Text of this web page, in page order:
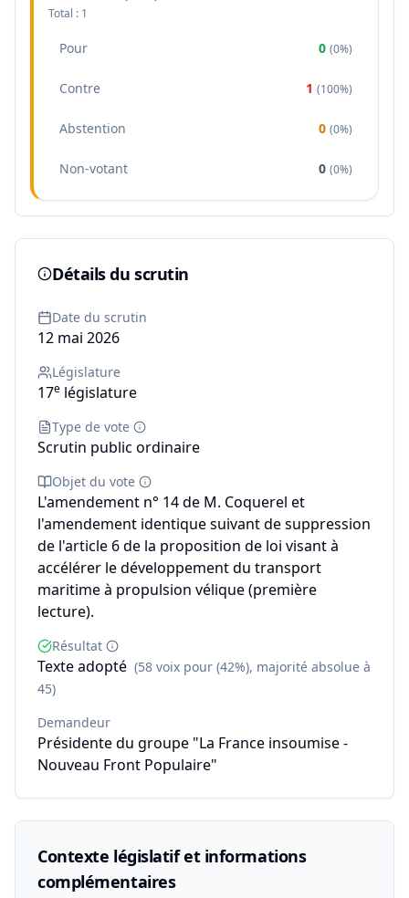
Total : 1
Pour 0 (0%)
Contre 1 (100%)
Abstention 0 (0%)
Non-votant 0 (0%)
Détails du scrutin
Date du scrutin
12 mai 2026
Législature
17e législature
Type de vote
Scrutin public ordinaire
Objet du vote
L'amendement n° 14 de M. Coquerel et
l'amendement identique suivant de suppression
de l'article 6 de la proposition de loi visant à
accélérer le développement du transport
maritime à propulsion vélique (première
lecture).
Résultat
Texte adopté (58 voix pour (42%), majorité absolue à
45)
Demandeur
Présidente du groupe "La France insoumise -
Nouveau Front Populaire"
Contexte législatif et informations
complémentaires